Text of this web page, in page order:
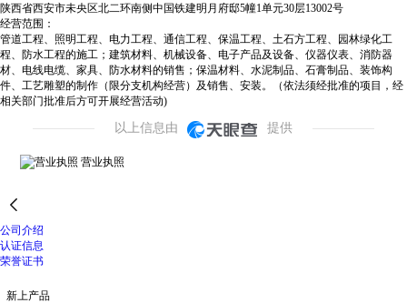
陕西省西安市未央区北二环南侧中国铁建明月府邸5幢1单元30层13002号
经营范围：
管道工程、照明工程、电力工程、通信工程、保温工程、土石方工程、园林绿化工
程、防水工程的施工；建筑材料、机械设备、电子产品及设备、仪器仪表、消防器
材、电线电缆、家具、防水材料的销售；保温材料、水泥制品、石膏制品、装饰构
件、工艺雕塑的制作（限分支机构经营）及销售、安装。（依法须经批准的项目，经
相关部门批准后方可开展经营活动)
以上信息由 提供
营业执照

公司简介
公司介绍
认证信息
荣誉证书
新上产品